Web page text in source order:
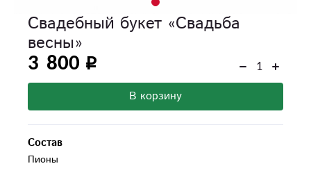
Свадебный букет «Свадьба
весны»
3 800
В корзину
Состав
Пионы